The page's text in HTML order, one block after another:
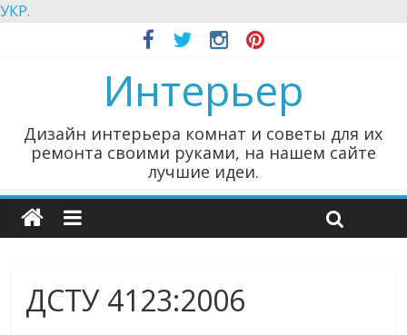
УКР.
Интерьер
Дизайн интерьера комнат и советы для их
ремонта своими руками, на нашем сайте
лучшие идеи.
ДСТУ 4123:2006